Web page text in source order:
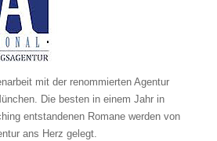
mit der renommierten Agentur
Die besten in einem Jahr in
entstandenen Romane werden von
ans Herz gelegt.